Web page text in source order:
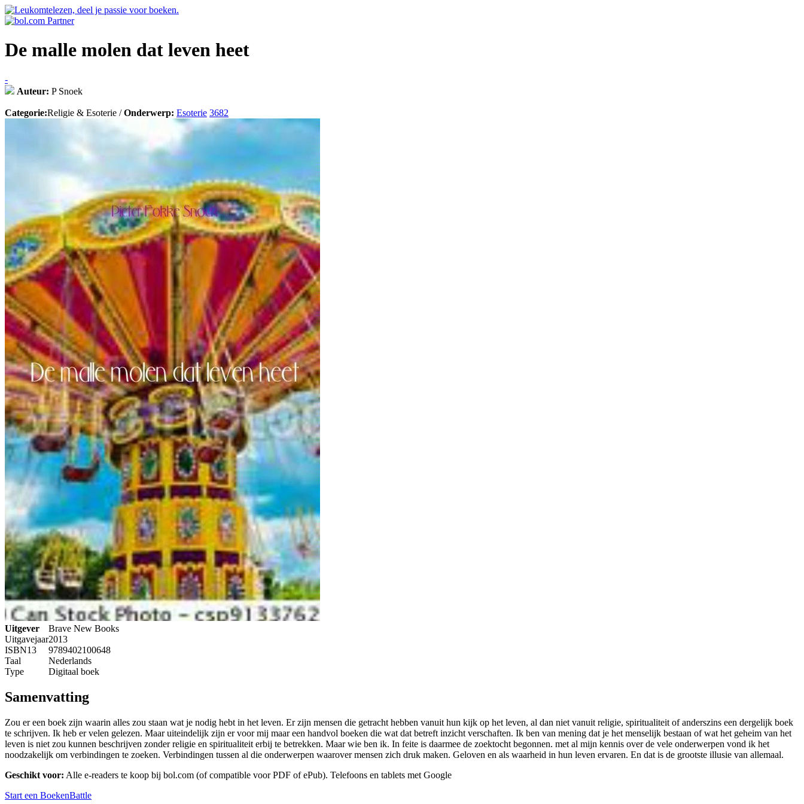
De malle molen dat leven heet
-
Auteur: P Snoek
Categorie:Religie & Esoterie /Onderwerp: Esoterie 3682
Uitgever
Brave New Books
Uitgavejaar2013
ISBN13
9789402100648
Taal
Nederlands
Type
Digitaal boek
Samenvatting
Zou er een boek zijn waarin alles zou staan wat je nodig hebt in het leven. Er zijn mensen die getracht hebben vanuit hun kijk op het leven, al dan niet vanuit religie, spiritualiteit of anderszins een dergelijk boek
te schrijven. Ik heb er velen gelezen. Maar uiteindelijk zijn er voor mij maar een handvol boeken die wat dat betreft inzicht verschaften. Ik ben van mening dat je het menselijk bestaan of wat het geheim van het
leven is niet zou kunnen beschrijven zonder religie en spiritualiteit erbij te betrekken. Maar wie ben ik. In feite is daarmee de zoektocht begonnen. met al mijn kennis over de vele onderwerpen vond ik het
noodzakelijk om verbindingen te zoeken. Verbindingen tussen al die onderwerpen waarover mensen zich druk maken. Geloven en als waarheid in hun leven ervaren. En dat is de grootste illusie van allemaal.
Geschikt voor: Alle e-readers te koop bij bol.com (of compatible voor PDF of ePub). Telefoons en tablets met Google
Start een BoekenBattle